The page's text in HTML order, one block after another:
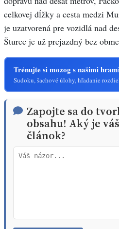
celkovej dĺžky a cesta medzi
je uzatvorená pre vozidlá nad
Šturec je už prejazdný bez
Trénujte si mozog s našimi
Sudoku, šachové úlohy, hľadanie
Zapojte sa do
obsahu! Aký je
článok?